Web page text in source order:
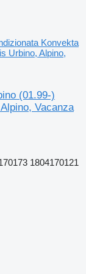
Konvekta
Urbino, Alpino,
(01.99-)
Vacanza
1804170121